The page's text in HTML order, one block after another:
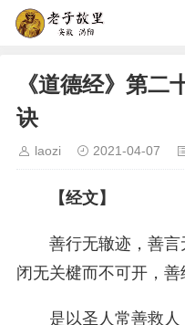
《道德经》第二
诀
laozi 2021-04-07
【经文】
善行无辙迹，善
闭无关楗而不可开，善
是以圣人常善救